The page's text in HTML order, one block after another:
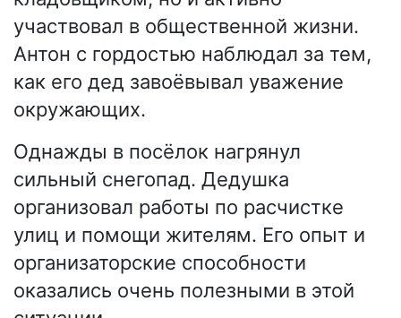
участвовал в общественной жизни.
Антон с гордостью наблюдал за тем,
как его дед завоёвывал уважение
окружающих.
Однажды в посёлок нагрянул
сильный снегопад. Дедушка
организовал работы по расчистке
улиц и помощи жителям. Его опыт и
организаторские способности
оказались очень полезными в этой